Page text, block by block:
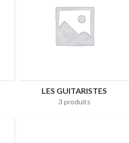
LES GUITARISTES
3 produits